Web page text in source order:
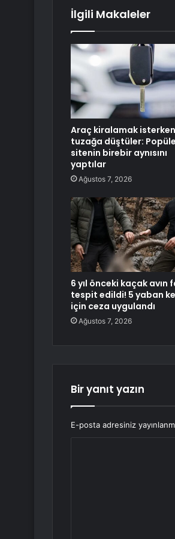
İlgili Makaleler
Araç kiralamak isterken
tuzağa düştüler:
sitenin birebir aynısını
yaptılar
Ağustos 7, 2026
6 yıl önceki kaçak avın
tespit edildi! 5 yaban
için ceza uygulandı
Ağustos 7, 2026
Bir yanıt yazın
E-posta adresiniz